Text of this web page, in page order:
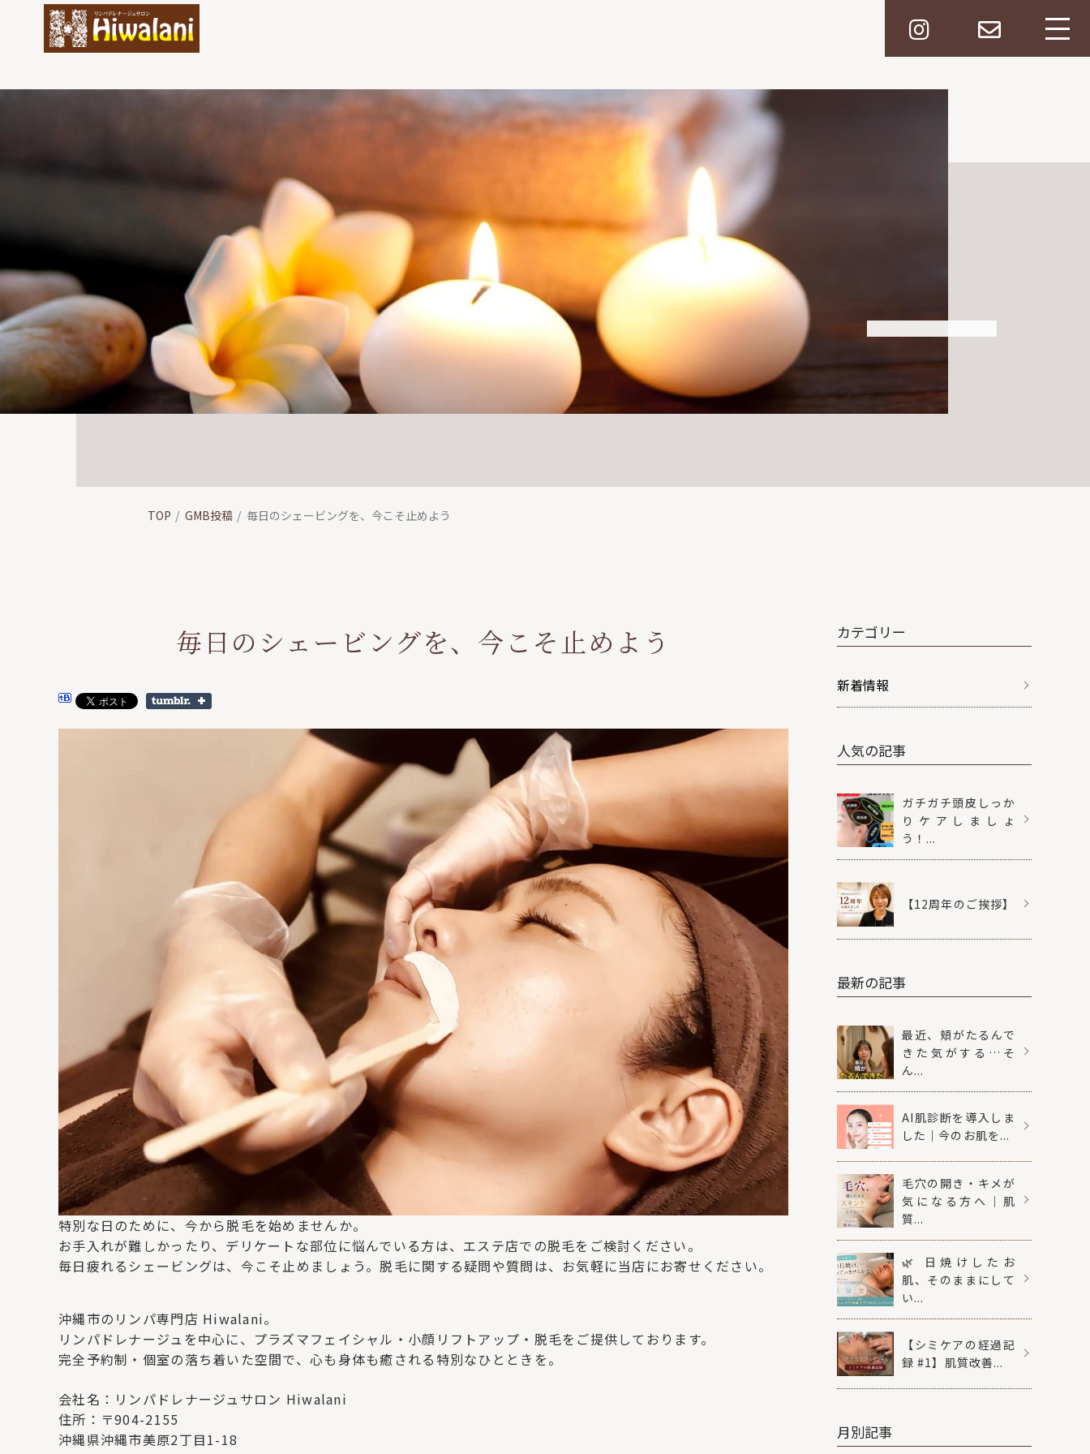
TOP GMB投稿 毎日のシェービングを、今こそ止めよう
毎日のシェービングを、今こそ止めよう
特別な日のために、今から脱毛を始めませんか。
お手入れが難しかったり、デリケートな部位に悩んでいる方は、エステ店での脱毛をご検討ください。
毎日疲れるシェービングは、今こそ止めましょう。脱毛に関する疑問や質問は、お気軽に当店にお寄せください。
沖縄市のリンパ専門店 Hiwalani。
リンパドレナージュを中心に、プラズマフェイシャル・小顔リフトアップ・脱毛をご提供しております。
完全予約制・個室の落ち着いた空間で、心も身体も癒される特別なひとときを。
会社名：リンパドレナージュサロン Hiwalani
住所：〒904-2155
沖縄県沖縄市美原2丁目1-18
カテゴリー
新着情報
人気の記事
ガチガチ頭皮しっか
りケアしましょ
う！...
【12周年のご挨拶】
最新の記事
最近、頬がたるんで
きた気がする…そ
ん...
AI肌診断を導入しま
した｜今のお肌を...
毛穴の開き・キメが
気になる方へ｜肌
質...
🌿 日焼けしたお
肌、そのままにして
い...
【シミケアの経過記
録 #1】肌質改善...
月別記事